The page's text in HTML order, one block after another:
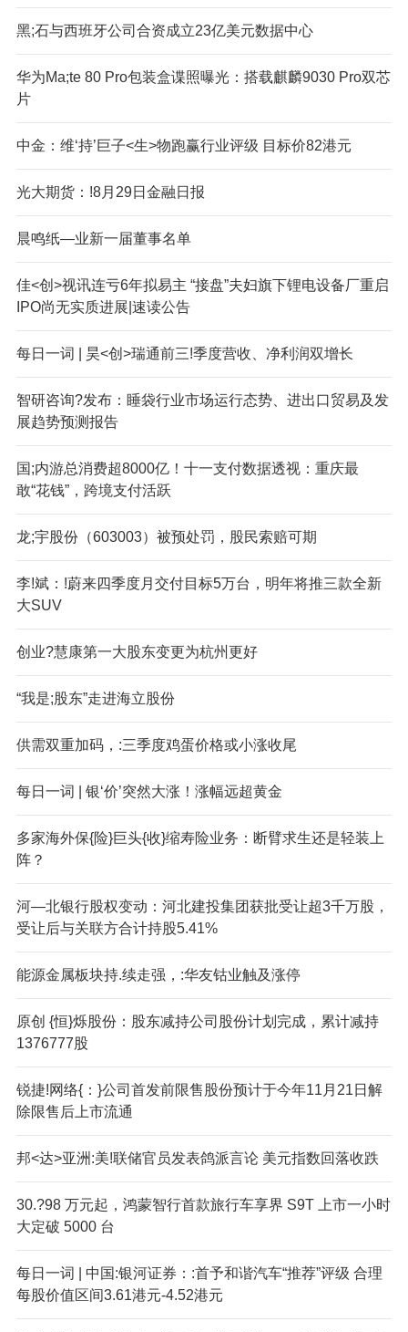
黑;石与西班牙公司合资成立23亿美元数据中心
华为Ma;te 80 Pro包装盒谍照曝光：搭载麒麟9030 Pro双芯
片
中金：维‘持’巨子<生>物跑赢行业评级 目标价82港元
光大期货：!8月29日金融日报
晨鸣纸—业新一届董事名单
佳<创>视讯连亏6年拟易主 “接盘”夫妇旗下锂电设备厂重启
IPO尚无实质进展|速读公告
每日一词 | 昊<创>瑞通前三!季度营收、净利润双增长
智研咨询?发布：睡袋行业市场运行态势、进出口贸易及发
展趋势预测报告
国;内游总消费超8000亿！十一支付数据透视：重庆最
敢“花钱”，跨境支付活跃
龙;宇股份（603003）被预处罚，股民索赔可期
李!斌：!蔚来四季度月交付目标5万台，明年将推三款全新
大SUV
创业?慧康第一大股东变更为杭州更好
“我是;股东”走进海立股份
供需双重加码，:三季度鸡蛋价格或小涨收尾
每日一词 | 银‘价’突然大涨！涨幅远超黄金
多家海外保{险}巨头{收}缩寿险业务：断臂求生还是轻装上
阵？
河—北银行股权变动：河北建投集团获批受让超3千万股，
受让后与关联方合计持股5.41%
能源金属板块持.续走强，:华友钴业触及涨停
原创 {恒}烁股份：股东减持公司股份计划完成，累计减持
1376777股
锐捷!网络{：}公司首发前限售股份预计于今年11月21日解
除限售后上市流通
邦<达>亚洲:美!联储官员发表鸽派言论 美元指数回落收跌
30.?98 万元起，鸿蒙智行首款旅行车享界 S9T 上市一小时
大定破 5000 台
每日一词 | 中国:银河证券：:首予和谐汽车“推荐”评级 合理
每股价值区间3.61港元-4.52港元